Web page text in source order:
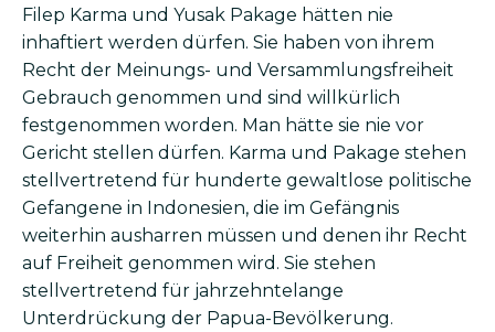
Filep Karma und Yusak Pakage hätten nie
inhaftiert werden dürfen. Sie haben von ihrem
Recht der Meinungs- und Versammlungsfreiheit
Gebrauch genommen und sind willkürlich
festgenommen worden. Man hätte sie nie vor
Gericht stellen dürfen. Karma und Pakage stehen
stellvertretend für hunderte gewaltlose politische
Gefangene in Indonesien, die im Gefängnis
weiterhin ausharren müssen und denen ihr Recht
auf Freiheit genommen wird. Sie stehen
stellvertretend für jahrzehntelange
Unterdrückung der Papua-Bevölkerung.